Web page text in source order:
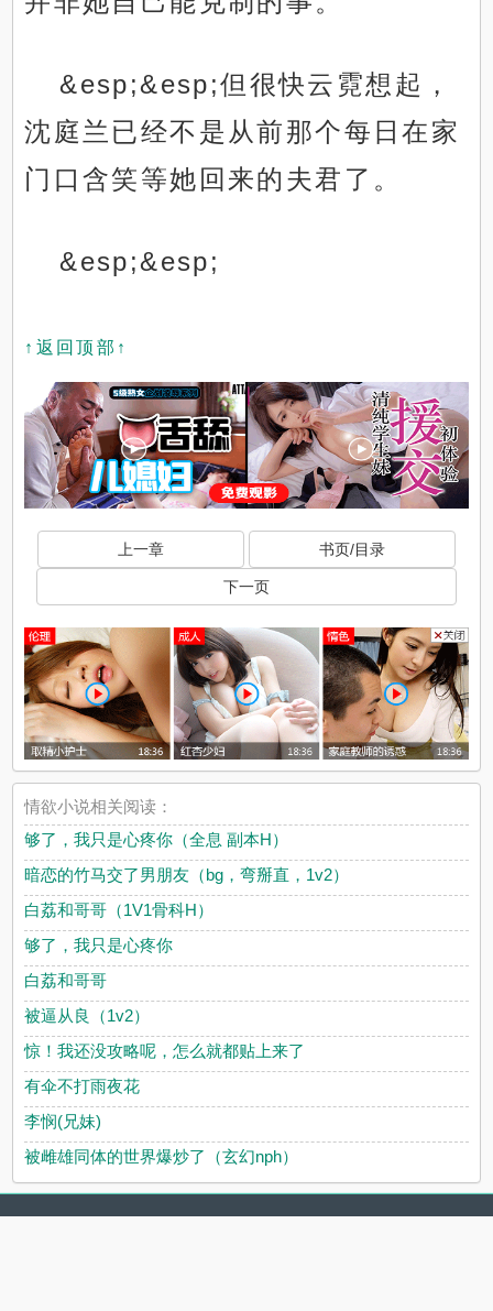
&esp;&esp;但很快云霓想起，
沈庭兰已经不是从前那个每日在家
门口含笑等她回来的夫君了。
&esp;&esp;
↑返回顶部↑
上一章 书页/目录
下一页
情欲小说相关阅读：
够了，我只是心疼你（全息 副本H）
暗恋的竹马交了男朋友（bg，弯掰直，1v2）
白荔和哥哥（1V1骨科H）
够了，我只是心疼你
白荔和哥哥
被逼从良（1v2）
惊！我还没攻略呢，怎么就都贴上来了
有伞不打雨夜花
李悯(兄妹)
被雌雄同体的世界爆炒了（玄幻nph）